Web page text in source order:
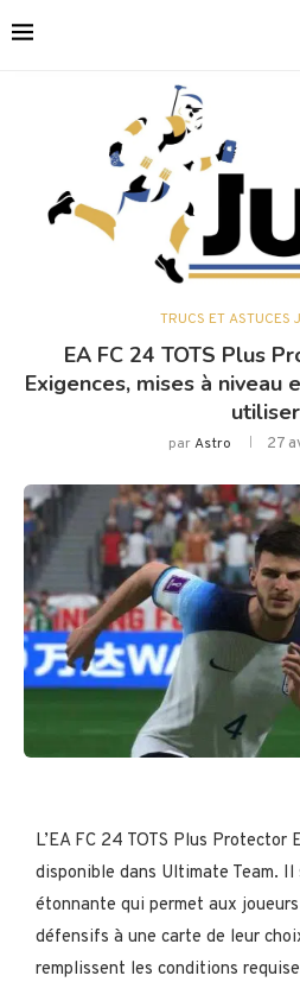
TRUCS ET ASTUCES
EA FC 24 TOTS Plus
Exigences, mises à niveau
utiliser
parAstro 27
L’EA FC 24 TOTS Plus
disponible dans Ultimate Team. Il
étonnante qui permet aux
défensifs à une carte de leur
remplissent les conditions